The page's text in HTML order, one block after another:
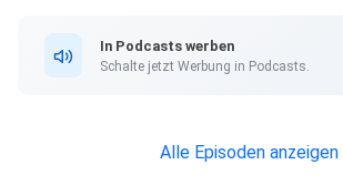
In Podcasts werben
Schalte jetzt Werbung in Podcasts.
Alle Episoden anzeigen